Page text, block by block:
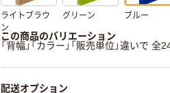
ライトブラウ
ン
グリーン ブルー
この商品のバリエーション
「背幅」「カラー」「販売単位」違いで 全
配送オプション